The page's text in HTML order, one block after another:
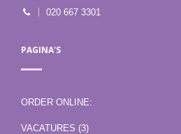
020 667 3301
PAGINA'S
ORDER ONLINE:
VACATURES (3)